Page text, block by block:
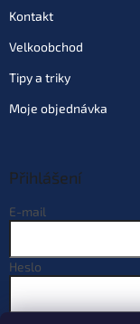
Kontakt
Velkoobchod
Tipy a triky
Moje objednávka
Přihlášení
E-mail
Heslo